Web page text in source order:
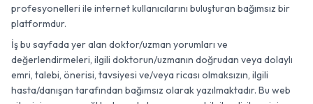
profesyonelleri ile internet kullanıcılarını buluşturan bağımsız bir
platformdur.
İş bu sayfada yer alan doktor/uzman yorumları ve
değerlendirmeleri, ilgili doktorun/uzmanın doğrudan veya dolaylı
emri, talebi, önerisi, tavsiyesi ve/veya ricası olmaksızın, ilgili
hasta/danışan tarafından bağımsız olarak yazılmaktadır. Bu web